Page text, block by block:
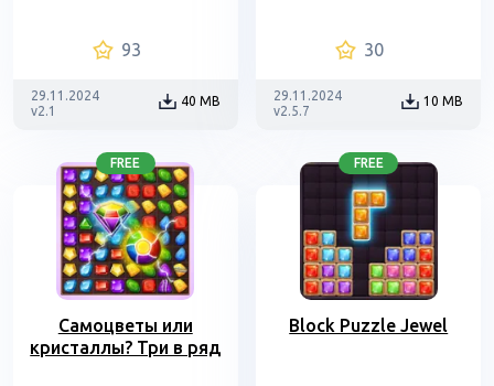
93
29.11.2024
v2.1
40 MB
30
29.11.2024
v2.5.7
10 MB
FREE
Самоцветы или
кристаллы? Три в ряд
FREE
Block Puzzle Jewel